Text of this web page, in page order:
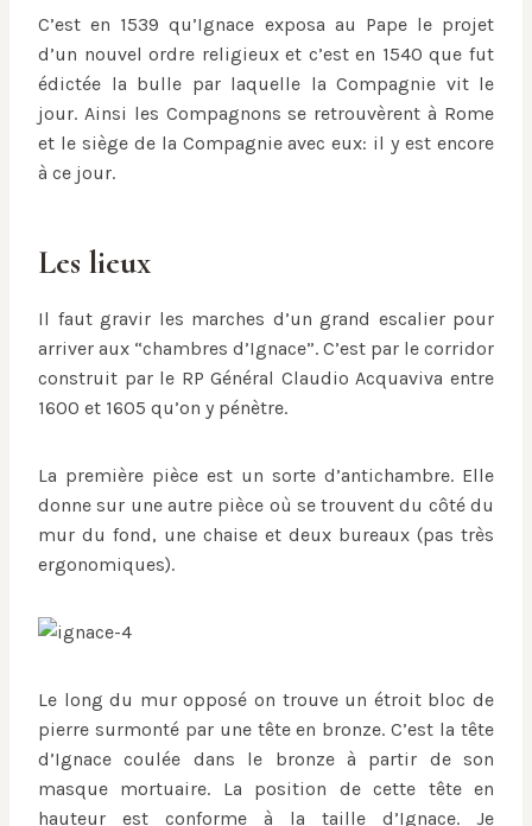
C’est en 1539 qu’Ignace exposa au Pape le projet
d’un nouvel ordre religieux et c’est en 1540 que fut
édictée la bulle par laquelle la Compagnie vit le
jour. Ainsi les Compagnons se retrouvèrent à Rome
et le siège de la Compagnie avec eux: il y est encore
à ce jour.
Les lieux
Il faut gravir les marches d’un grand escalier pour
arriver aux “chambres d’Ignace”. C’est par le corridor
construit par le RP Général Claudio Acquaviva entre
1600 et 1605 qu’on y pénètre.
La première pièce est un sorte d’antichambre. Elle
donne sur une autre pièce où se trouvent du côté du
mur du fond, une chaise et deux bureaux (pas très
ergonomiques).
Le long du mur opposé on trouve un étroit bloc de
pierre surmonté par une tête en bronze. C’est la tête
d’Ignace coulée dans le bronze à partir de son
masque mortuaire. La position de cette tête en
hauteur est conforme à la taille d’Ignace. Je